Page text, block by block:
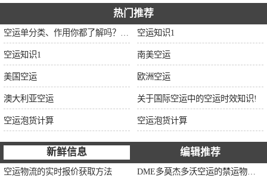
热门推荐
空运知识1
空运知识1 南美空运
美国空运 欧洲空运
澳大利亚空运 关于国际空运中的空运时效知识!
空运泡货计算 空运泡货计算
新鲜信息 编辑推荐
空运物流的实时报价获取方法
中东空运
非洲空运
南美空运